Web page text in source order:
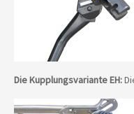
Die Kupplungsvariante EH: